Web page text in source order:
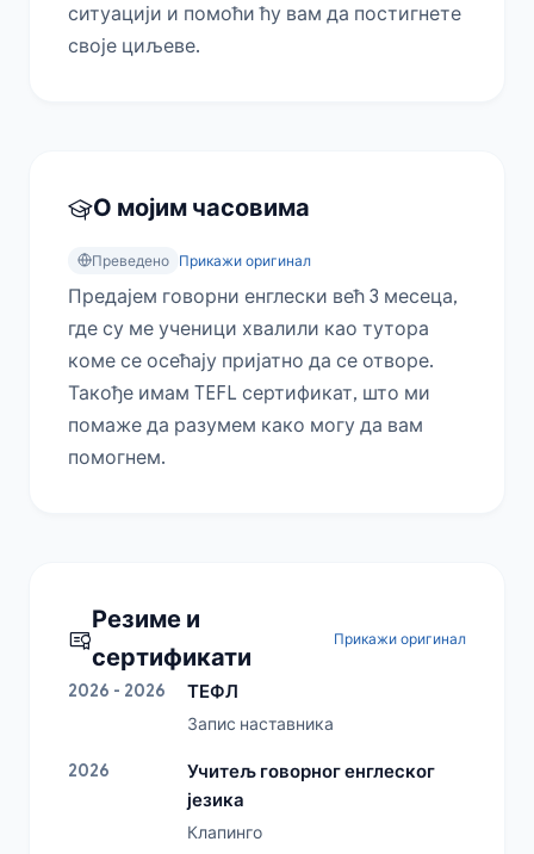
ситуацији и помоћи ћу вам да постигнете
своје циљеве.
О мојим часовима
Преведено Прикажи оригинал
Предајем говорни енглески већ 3 месеца,
где су ме ученици хвалили као тутора
коме се осећају пријатно да се отворе.
Такође имам TEFL сертификат, што ми
помаже да разумем како могу да вам
помогнем.
Резиме и
сертификати
Прикажи оригинал
2026 - 2026
ТЕФЛ
Запис наставника
2026
Учитељ говорног енглеског
језика
Клапинго